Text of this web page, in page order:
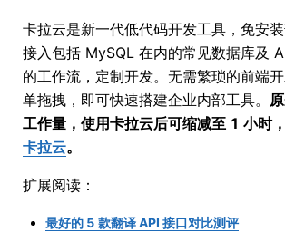
卡拉云是新一代低代码开发工具，免安
接入包括 MySQL 在内的常见数据库及
的工作流，定制开发。无需繁琐的前端
单拖拽，即可快速搭建企业内部工具。
工作量，使用卡拉云后可缩减至 1 小时
卡拉云。
扩展阅读：
最好的 5 款翻译 API 接口对比测评